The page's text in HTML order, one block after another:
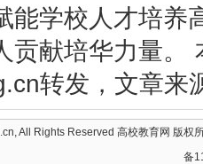
能学校人才培养
贡献培华力量。
转发，文章来
All Rights Reserved 高校教育网 版权
备